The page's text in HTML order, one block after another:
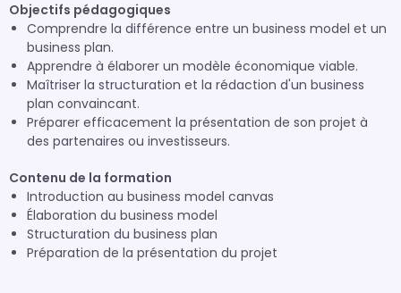
Objectifs pédagogiques
Comprendre la différence entre un business model et un
business plan.
Apprendre à élaborer un modèle économique viable.
Maîtriser la structuration et la rédaction d'un business
plan convaincant.
Préparer efficacement la présentation de son projet à
des partenaires ou investisseurs.
Contenu de la formation
Introduction au business model canvas
Élaboration du business model
Structuration du business plan
Préparation de la présentation du projet